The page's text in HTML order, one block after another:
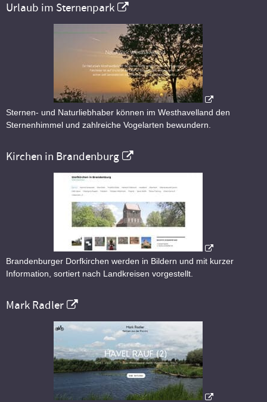
Urlaub im Sternenpark
Sternen- und Naturliebhaber können im Westhavelland den
Sternenhimmel und zahlreiche Vogelarten bewundern.
Kirchen in Brandenburg
Brandenburger Dorfkirchen werden in Bildern und mit kurzer
Information, sortiert nach Landkreisen vorgestellt.
Mark Radler